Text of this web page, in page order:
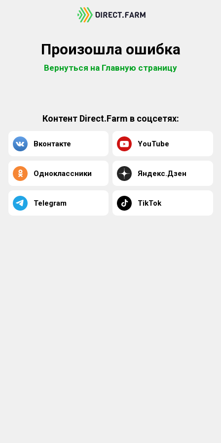
Произошла ошибка
Вернуться на Главную страницу
Контент Direct.Farm в соцсетях:
Вконтакте YouTube
Одноклассники Яндекс.Дзен
Telegram TikTok